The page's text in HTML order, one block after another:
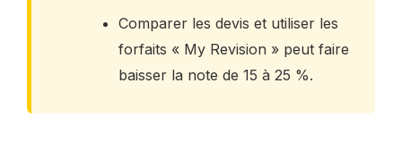
Comparer les devis et utiliser les
forfaits « My Revision » peut faire
baisser la note de 15 à 25 %.